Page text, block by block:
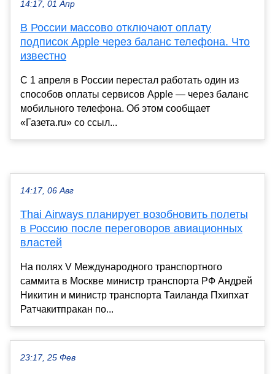
14:17, 01 Апр
В России массово отключают оплату
подписок Apple через баланс телефона. Что
известно
С 1 апреля в России перестал работать один из
способов оплаты сервисов Apple — через баланс
мобильного телефона. Об этом сообщает
«Газета.ru» со ссыл...
14:17, 06 Авг
Thai Airways планирует возобновить полеты
в Россию после переговоров авиационных
властей
На полях V Международного транспортного
саммита в Москве министр транспорта РФ Андрей
Никитин и министр транспорта Таиланда Пхипхат
Ратчакитпракан по...
23:17, 25 Фев